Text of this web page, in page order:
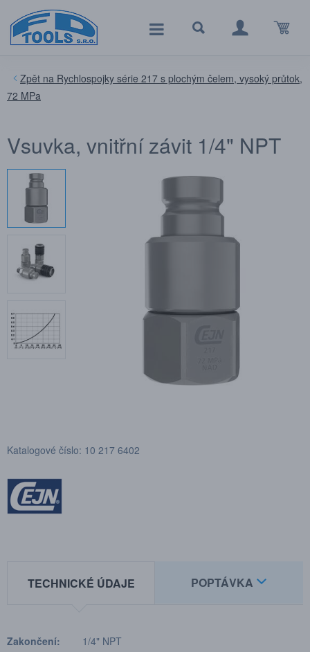
Rychlospojky série 217 s plochým čelem, vysoký průtok,
72 MPa
Vsuvka, vnitřní závit 1/4" NPT
Katalogové číslo: 10 217 6402
TECHNICKÉ ÚDAJE POPTÁVKA
Zakončení: 1/4" NPT